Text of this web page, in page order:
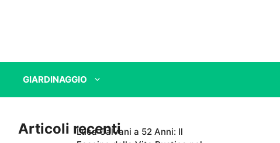
GIARDINAGGIO
Articoli recentiLuca Calvani a 52 Anni: Il